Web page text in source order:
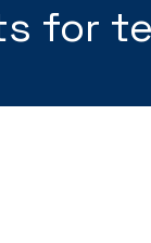
for